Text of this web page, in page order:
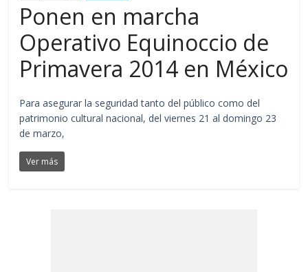
Ponen en marcha
Operativo Equinoccio de
Primavera 2014 en México
Para asegurar la seguridad tanto del público como del
patrimonio cultural nacional, del viernes 21 al domingo 23
de marzo,
Ver más